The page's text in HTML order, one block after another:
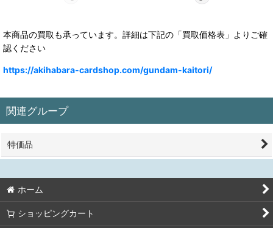
本商品の買取も承っています。詳細は下記の「買取価格表」よりご確
認ください
https://akihabara-cardshop.com/gundam-kaitori/
関連グループ
特価品
ホーム
ショッピングカート